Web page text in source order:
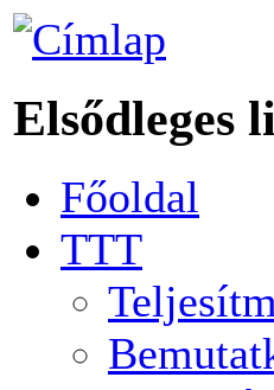
Elsődleges
Főoldal
TTT